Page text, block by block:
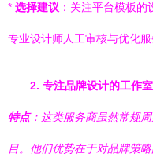
* 选择建议 ：关注平台模板
专业设计师人工审核与优化服
2. 专注品牌设计的工作
特点：这类服务商虽然常规
目。他们优势在于对品牌策